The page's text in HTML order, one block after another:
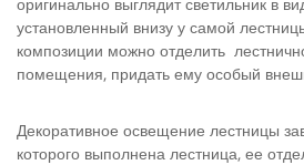
установленный внизу у самой
композиции можно отделить
помещения, придать ему особый
Декоративное освещение лестницы
которого выполнена лестница, ее